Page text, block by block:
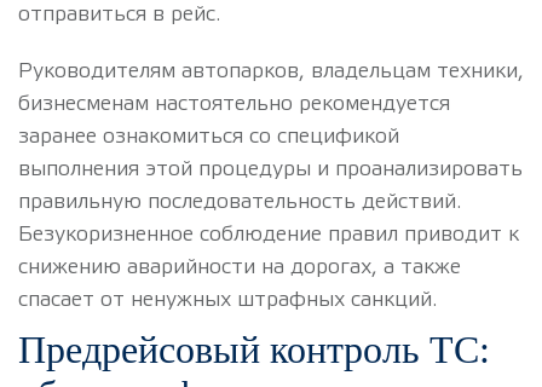
отправиться в рейс.
Руководителям автопарков, владельцам техники,
бизнесменам настоятельно рекомендуется
заранее ознакомиться со спецификой
выполнения этой процедуры и проанализировать
правильную последовательность действий.
Безукоризненное соблюдение правил приводит к
снижению аварийности на дорогах, а также
спасает от ненужных штрафных санкций.
Предрейсовый контроль ТС: